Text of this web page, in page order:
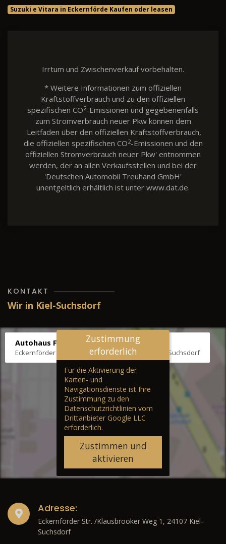
Suzuki e Vitara in Eckernförde Kaufen oder leasen
Irrtum und Zwischenverkauf vorbehalten.
* Weitere Informationen zum offiziellen
Kraftstoffverbrauch und zu den offiziellen
spezifischen CO2-Emissionen und gegebenenfalls
zum Stromverbrauch neuer Pkw können dem
'Leitfaden über den offiziellen Kraftstoffverbrauch,
die offiziellen spezifischen CO2-Emissionen und den
offiziellen Stromverbrauch neuer Pkw' entnommen
werden, der an allen Verkaufsstellen und bei der
'Deutschen Automobil Treuhand GmbH'
unentgeltlich erhältlich ist unter www.dat.de.
KONTAKT
Wir in Kiel-Suchsdorf
Autohaus Fräter
Eckernförder Str. /Klausbrooker Weg 1, 24107 Kiel-Suchsdorf
Zustimmung
erforderlich
Für die Aktivierung der
Karten- und
Navigationsdienste ist Ihre
Zustimmung zu den
Datenschutzrichtlinien vom
Drittanbieter Google LLC
erforderlich.
Zustimmen und
aktivieren
Adresse:
Eckernförder Str. /Klausbrooker Weg 1, 24107 Kiel-
Suchsdorf